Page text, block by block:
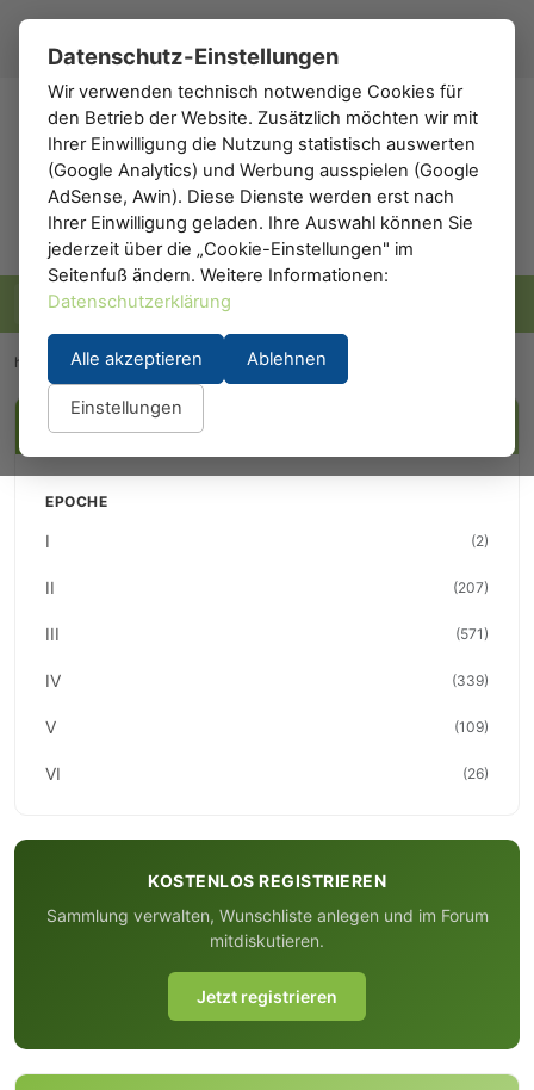
h0 .de
h0.eu Hersteller / REE-Modeles
FILTER
EPOCHE
I (2)
II (207)
III (571)
IV (339)
V (109)
VI (26)
KOSTENLOS REGISTRIEREN
Sammlung verwalten, Wunschliste anlegen und im Forum
mitdiskutieren.
Jetzt registrieren
Datenschutz-Einstellungen
Wir verwenden technisch notwendige Cookies für
den Betrieb der Website. Zusätzlich möchten wir mit
Ihrer Einwilligung die Nutzung statistisch auswerten
(Google Analytics) und Werbung ausspielen (Google
AdSense, Awin). Diese Dienste werden erst nach
Ihrer Einwilligung geladen. Ihre Auswahl können Sie
jederzeit über die „Cookie-Einstellungen" im
Seitenfuß ändern. Weitere Informationen:
Datenschutzerklärung
Alle akzeptieren Ablehnen
Einstellungen